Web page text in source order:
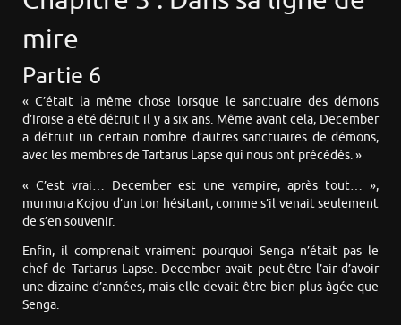
mire
Partie 6
« C’était la même chose lorsque le sanctuaire des démons
d’Iroise a été détruit il y a six ans. Même avant cela, December
a détruit un certain nombre d’autres sanctuaires de démons,
avec les membres de Tartarus Lapse qui nous ont précédés. »
« C’est vrai… December est une vampire, après tout… »,
murmura Kojou d’un ton hésitant, comme s’il venait seulement
de s’en souvenir.
Enfin, il comprenait vraiment pourquoi Senga n’était pas le
chef de Tartarus Lapse. December avait peut-être l’air d’avoir
une dizaine d’années, mais elle devait être bien plus âgée que
Senga.